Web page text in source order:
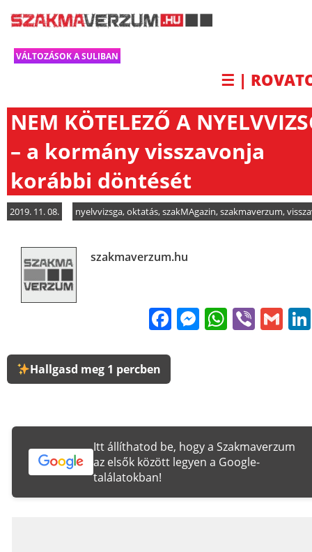
VÁLTOZÁSOK A SULIBAN
☰ |
NEM KÖTELEZŐ A
– a kormány visszavonja
korábbi döntését
2019. 11. 08. nyelvvizsga,oktatás,szakMAgazin,szakmaverzum,
szakmaverzum.hu
FacebookViber
Hallgasd meg 1 percben
Itt állíthatod be, hogy a Szakmaverzum
az elsők között legyen a Google-
találatokban!